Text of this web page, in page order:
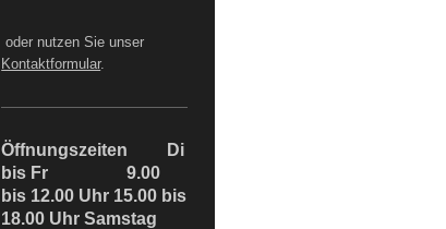
oder nutzen Sie unser
Kontaktformular.
Öffnungszeiten Di
bis Fr 9.00
bis 12.00 Uhr 15.00 bis
18.00 Uhr Samstag